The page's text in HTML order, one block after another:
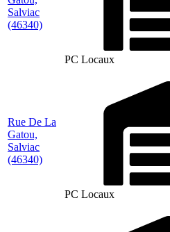
Salviac
(46340)
PC Locaux
Rue De La
Gatou,
Salviac
(46340)
PC Locaux